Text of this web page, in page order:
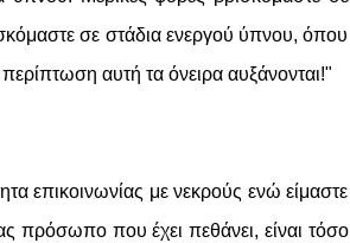
σε στάδια ενεργού ύπνου, όπου
περίπτωση αυτή τα όνειρα αυξάνονται!"
επικοινωνίας με νεκρούς ενώ είμαστε
πρόσωπο που έχει πεθάνει, είναι τόσο